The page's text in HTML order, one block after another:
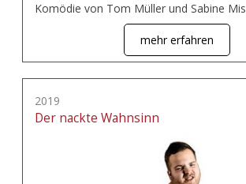
Komödie von Tom Müller und Sabine
mehr erfahren
2019
Der nackte Wahnsinn